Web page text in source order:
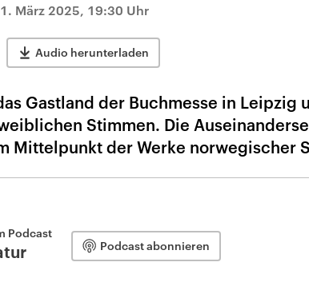
März 2025, 19:30 Uhr
Audio herunterladen
Gastland der Buchmesse in Leipzig
Stimmen. Die
Mittelpunkt der Werke norwegischer
Podcast
Podcast abonnieren